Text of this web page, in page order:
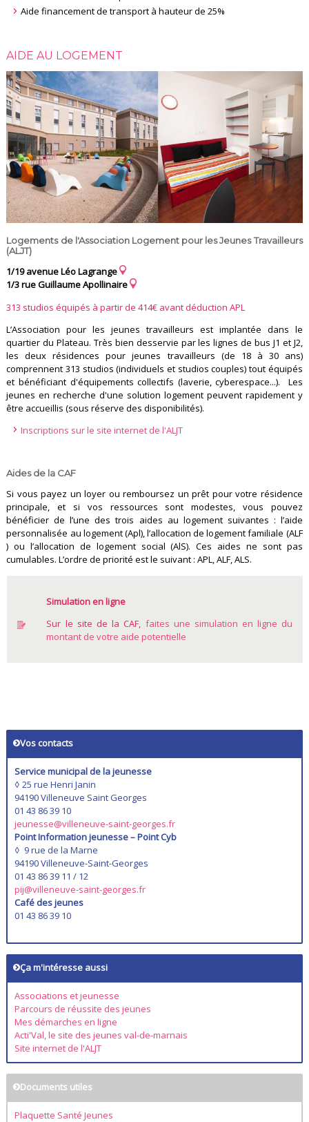
Aide financement de transport à hauteur de 25%
AIDE AU LOGEMENT
Logements de l'Association Logement pour les Jeunes Travailleurs
(ALJT)
1/19 avenue Léo Lagrange
1/3 rue Guillaume Apollinaire
313 studios équipés à partir de 414€ avant déduction APL
L’Association pour les jeunes travailleurs est implantée dans le
quartier du Plateau. Très bien desservie par les lignes de bus J1 et J2,
les deux résidences pour jeunes travailleurs (de 18 à 30 ans)
comprennent 313 studios (individuels et studios couples) tout équipés
et bénéficiant d'équipements collectifs (laverie, cyberespace...). Les
jeunes en recherche d'une solution logement peuvent rapidement y
être accueillis (sous réserve des disponibilités).
Inscriptions sur le site internet de l'ALJT
Aides de la CAF
Si vous payez un loyer ou remboursez un prêt pour votre résidence
principale, et si vos ressources sont modestes, vous pouvez
bénéficier de l’une des trois aides au logement suivantes : l’aide
personnalisée au logement (Apl), l’allocation de logement familiale (ALF
) ou l’allocation de logement social (AlS). Ces aides ne sont pas
cumulables. L’ordre de priorité est le suivant : APL, ALF, ALS.
Simulation en ligne
Sur le site de la CAF, faites une simulation en ligne du
montant de votre aide potentielle
Vos contacts
Service municipal de la jeunesse
◊ 25 rue Henri Janin
94190 Villeneuve Saint Georges
01 43 86 39 10
jeunesse@villeneuve-saint-georges.fr
Point Information jeunesse – Point Cyb
◊ 9 rue de la Marne
94190 Villeneuve-Saint-Georges
01 43 86 39 11 / 12
pij@villeneuve-saint-georges.fr
Café des jeunes
01 43 86 39 10
Ça m'intéresse aussi
Associations et jeunesse
Parcours de réussite des jeunes
Mes démarches en ligne
Acti'Val, le site des jeunes val-de-marnais
Site internet de l'ALJT
Documents utiles
Plaquette Santé Jeunes